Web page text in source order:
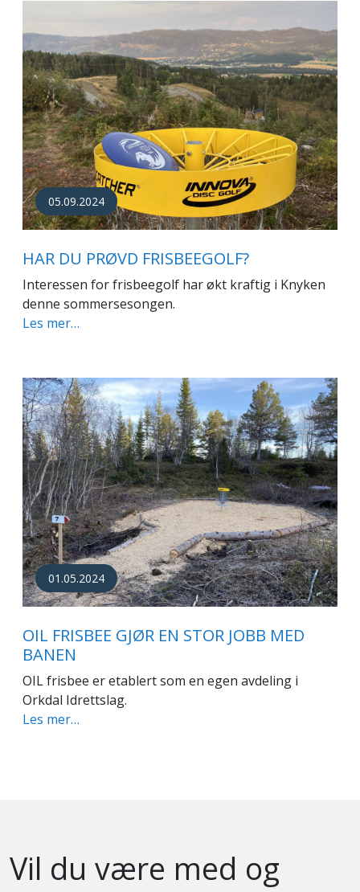
05.09.2024
HAR DU PRØVD FRISBEEGOLF?
Interessen for frisbeegolf har økt kraftig i Knyken
denne sommersesongen.
Les mer…
01.05.2024
OIL FRISBEE GJØR EN STOR JOBB MED
BANEN
OIL frisbee er etablert som en egen avdeling i
Orkdal Idrettslag.
Les mer…
Vil du være med og